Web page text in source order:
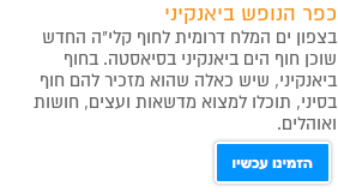
כפר הנופש ביאנקיני
בצפון ים המלח דרומית לחוף קלי"ה החדש
שוכן חוף הים ביאנקיני בסיאסטה. בחוף
ביאנקיני, שיש כאלה שהוא מזכיר להם חוף
בסיני, תוכלו למצוא מדשאות ועצים, חושות
ואוהלים.